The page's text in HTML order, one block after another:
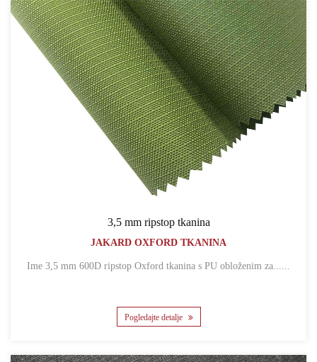
3,5 mm ripstop tkanina
JAKARD OXFORD TKANINA
Ime 3,5 mm 600D ripstop Oxford tkanina s PU obloženim za......
Pogledajte detalje